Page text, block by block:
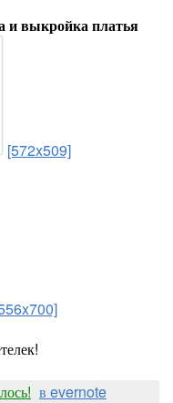
и выкройка платья
[572x509]
в evernote